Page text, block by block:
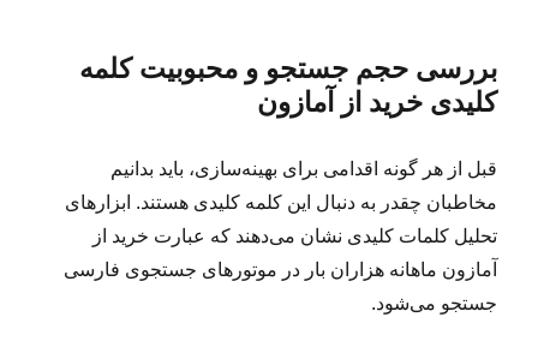
بررسی حجم جستجو و محبوبیت کلمه
کلیدی خرید از آمازون
قبل از هر گونه اقدامی برای بهینه‌سازی، باید بدانیم
مخاطبان چقدر به دنبال این کلمه کلیدی هستند. ابزارهای
تحلیل کلمات کلیدی نشان می‌دهند که عبارت خرید از
آمازون ماهانه هزاران بار در موتورهای جستجوی فارسی
جستجو می‌شود.